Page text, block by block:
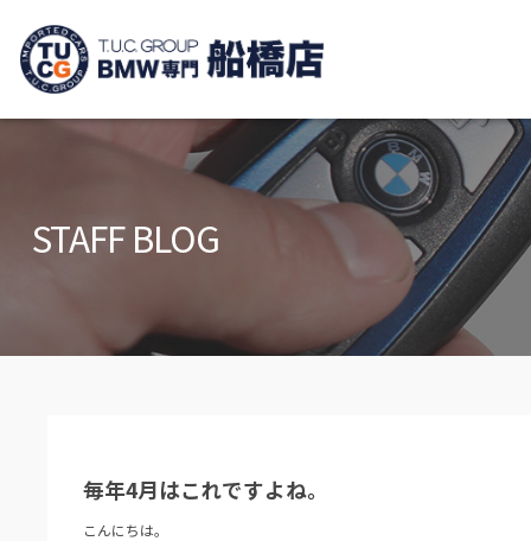
在庫
Stock list
保証＆サービス アクセ
Access
特別作業について
Special service Order
会社概要
STAFF BLOG
毎年4月はこれですよね。
こんにちは。